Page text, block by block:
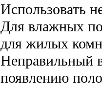
Использовать
Для влажных
для жилых
Неправильный
появлению